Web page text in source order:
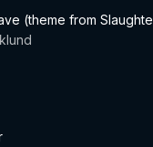
(theme from